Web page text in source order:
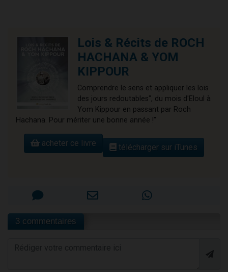
Lois & Récits de ROCH
HACHANA & YOM
KIPPOUR
Comprendre le sens et appliquer les lois
des jours redoutables", du mois d'Eloul à
Yom Kippour en passant par Roch
Hachana. Pour mériter une bonne année !"
acheter ce livre télécharger sur iTunes
3 commentaires